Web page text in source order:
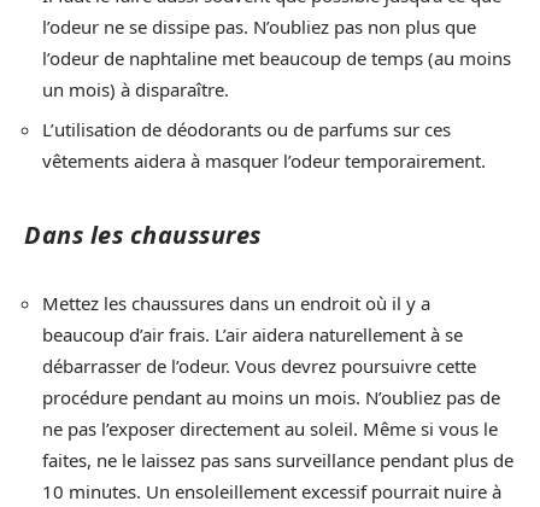
l’odeur ne se dissipe pas. N’oubliez pas non plus que
l’odeur de naphtaline met beaucoup de temps (au moins
un mois) à disparaître.
L’utilisation de déodorants ou de parfums sur ces
vêtements aidera à masquer l’odeur temporairement.
Dans les chaussures
Mettez les chaussures dans un endroit où il y a
beaucoup d’air frais. L’air aidera naturellement à se
débarrasser de l’odeur. Vous devrez poursuivre cette
procédure pendant au moins un mois. N’oubliez pas de
ne pas l’exposer directement au soleil. Même si vous le
faites, ne le laissez pas sans surveillance pendant plus de
10 minutes. Un ensoleillement excessif pourrait nuire à